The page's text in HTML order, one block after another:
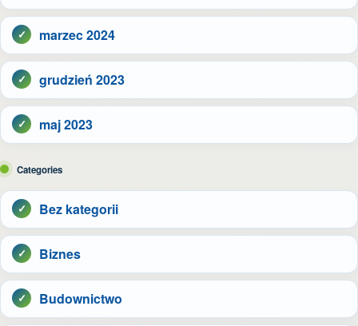
marzec 2024
grudzień 2023
maj 2023
Categories
Bez kategorii
Biznes
Budownictwo